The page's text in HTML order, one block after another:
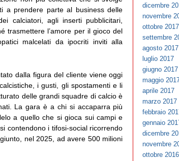
a prendere parte al business delle
calciatori, agli inserti pubblicitari,
trasmettere l’amore per il gioco del
malcelati da ipocriti inviti alla
dalla figura del cliente viene oggi
i gusti, gli spostamenti e li
delle grandi squadre di calcio è
La gara è a chi si accaparra più
a quello che si gioca sui campi e
contendono i tifosi-social ricorrendo
nel 2025, ad avere 500 milioni
dicembre
novembre
ottobre 2017
settembre
agosto 2017
luglio 2017
giugno 2017
maggio
aprile 2017
marzo 2017
febbraio
gennaio
dicembre
novembre
ottobre 2016